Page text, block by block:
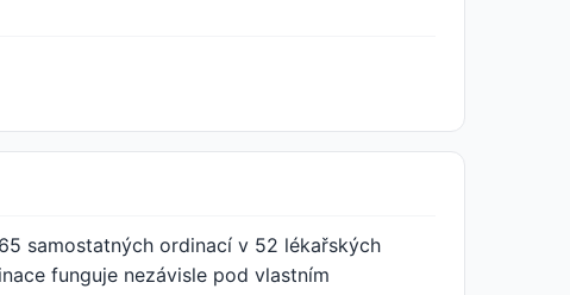
samostatných ordinací v 52 lékařských
funguje nezávisle pod vlastním